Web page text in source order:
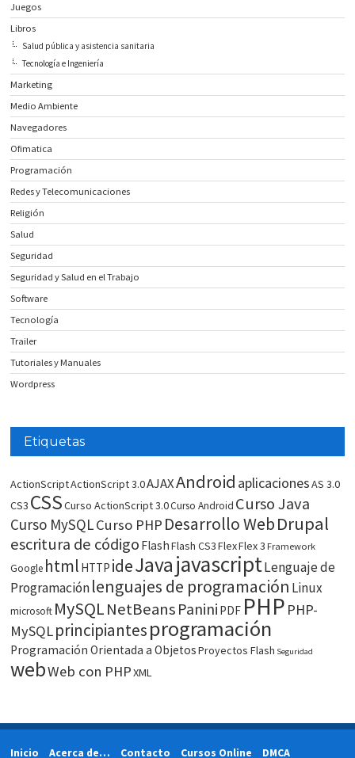
Juegos
Libros
Salud pública y asistencia sanitaria
Tecnología e Ingeniería
Marketing
Medio Ambiente
Navegadores
Ofimatica
Programación
Redes y Telecomunicaciones
Religión
Salud
Seguridad
Seguridad y Salud en el Trabajo
Software
Tecnología
Trailer
Tutoriales y Manuales
Wordpress
Etiquetas
ActionScriptActionScript 3.0AJAXAndroid aplicacionesAS 3.0
CS3 CSSCurso ActionScript 3.0Curso Android Curso Java
Curso MySQLCurso PHP Desarrollo WebDrupal
escritura de código FlashFlash CS3FlexFlex 3 Framework
Google html HTTP ideJavajavascriptLenguaje de
Programaciónlenguajes de programación Linux
microsoft MySQLNetBeans Panini PDF PHP PHP-
MySQLprincipiantesprogramación
Programación Orientada a ObjetosProyectos Flash Seguridad
webWeb con PHPXML
Inicio Acerca de… Contacto Cursos Online DMCA